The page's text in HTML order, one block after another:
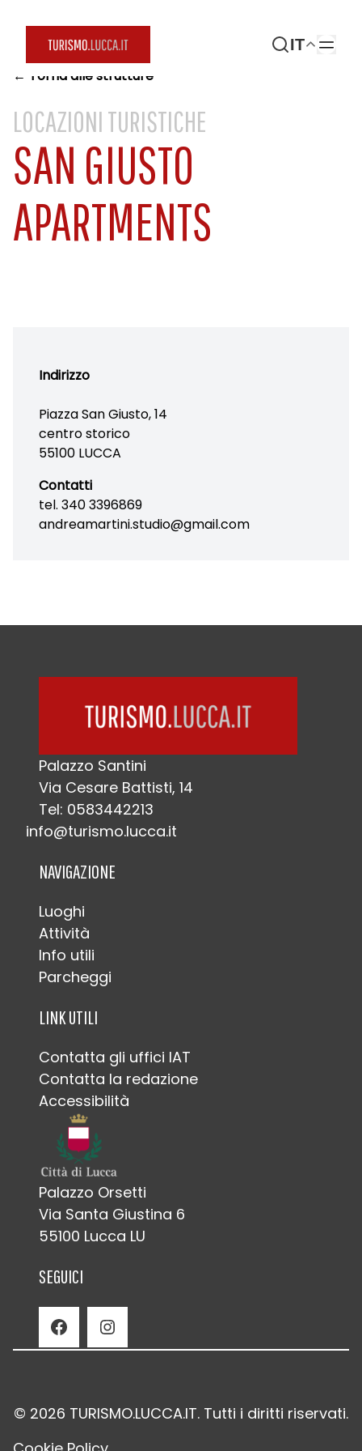
IT
← Torna alle strutture
LOCAZIONI TURISTICHE
SAN GIUSTO
APARTMENTS
Indirizzo
Piazza San Giusto, 14
centro storico
55100 LUCCA
Contatti
tel. 340 3396869
andreamartini.studio@gmail.com
Palazzo Santini
Via Cesare Battisti, 14
Tel: 0583442213
info@turismo.lucca.it
NAVIGAZIONE
Luoghi
Attività
Info utili
Parcheggi
LINK UTILI
Contatta gli uffici IAT
Contatta la redazione
Accessibilità
Palazzo Orsetti
Via Santa Giustina 6
55100 Lucca LU
SEGUICI
Facebook Instagram
© 2026 TURISMO.LUCCA.IT. Tutti i diritti riservati.